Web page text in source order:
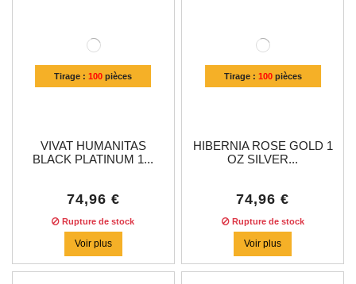
Tirage :100 pièces
VIVAT HUMANITAS
BLACK PLATINUM 1...
74,96 €
Rupture de stock
Voir plus
Tirage : 100pièces
HIBERNIA ROSE GOLD 1
OZ SILVER...
74,96 €
Rupture de stock
Voir plus